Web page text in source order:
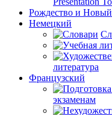
Рождество и
Немецкий
литература
Французский
экзаменам